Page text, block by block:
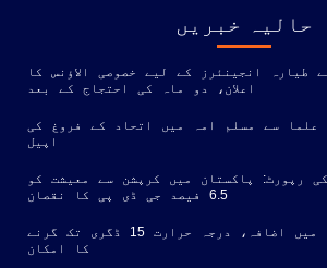
حالیہ خبریں
طیارہ انجینئرز کے لیے خصوصی الاؤنس کا
اعلان، دو ماہ کی احتجاج کے بعد
علما سے مسلم امہ میں اتحاد کے فروغ کی
اپیل
رپورٹ: پاکستان میں کرپشن سے معیشت کو
6.5 فیصد جی ڈی پی کا نقصان
کراچی میں ٹھنڈ میں اضافہ، درجہ حرارت 15 ڈگری تک گرنے
کا امکان